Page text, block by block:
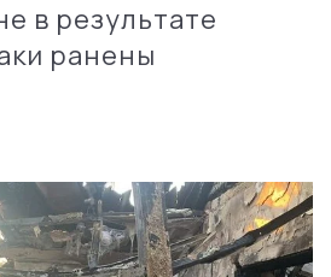
в результате
ранены